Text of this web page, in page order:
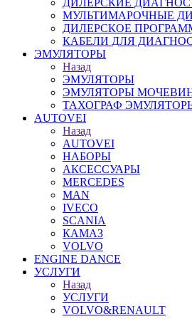
ДИЛЕРСКИЕ
МУЛЬТИМАРОЧНЫЕ
ДИЛЕРСКОЕ
КАБЕЛИ ДЛЯ
ЭМУЛЯТОРЫ
Назад
ЭМУЛЯТОРЫ
ЭМУЛЯТОРЫ
ТАХОГРАФ
AUTOVEI
Назад
AUTOVEI
НАБОРЫ
АКСЕССУАРЫ
MERCEDES
MAN
IVECO
SCANIA
КАМАЗ
VOLVO
ENGINE DANCE
УСЛУГИ
Назад
УСЛУГИ
VOLVO&RENAULT